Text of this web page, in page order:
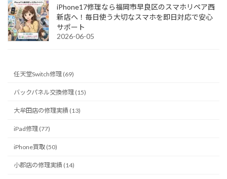
iPhone17修理なら福岡市早良区のスマホリペア西
新店へ！毎日使う大切なスマホを即日対応で安心
サポート
2026-06-05
任天堂Switch修理 (69)
バックパネル交換修理 (15)
大牟田店の修理実績 (13)
iPad修理 (77)
iPhone買取 (50)
小郡店の修理実績 (14)